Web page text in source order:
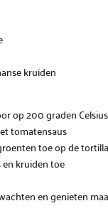
kruiden
op 200 graden
tomatensaus
toe op de tortilla
en kruiden toe
en genieten